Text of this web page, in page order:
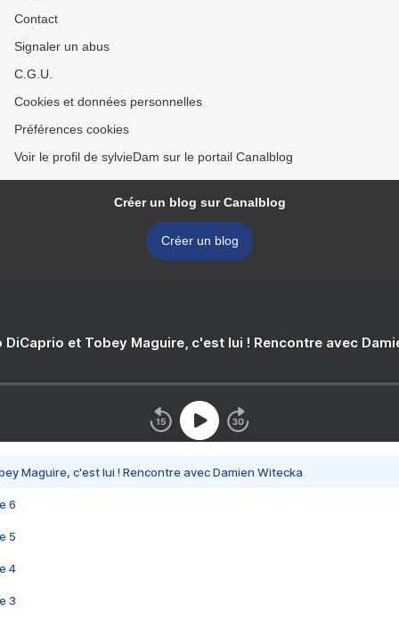
Contact
Signaler un abus
C.G.U.
Cookies et données personnelles
Préférences cookies
Voir le profil de sylvieDam sur le portail Canalblog
Créer un blog sur Canalblog
Créer un blog
DiCaprio et Tobey Maguire, c'est lui ! Rencontre avec
Maguire, c'est lui ! Rencontre avec Damien Witecka
6
5
4
3